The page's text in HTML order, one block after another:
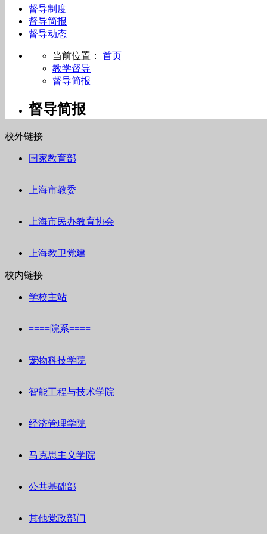
督导制度
督导简报
督导动态
当前位置： 首页
教学督导
督导简报
督导简报
校外链接
国家教育部
上海市教委
上海市民办教育协会
上海教卫党建
校内链接
学校主站
====院系====
宠物科技学院
智能工程与技术学院
经济管理学院
马克思主义学院
公共基础部
其他党政部门